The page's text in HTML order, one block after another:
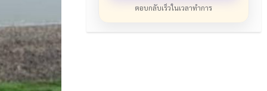
ตอบกลับเร็วในเวลาทำการ